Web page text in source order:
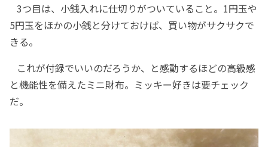
3つ目は、小銭入れに仕切りがついていること。1円玉や
5円玉をほかの小銭と分けておけば、買い物がサクサクで
きる。
これが付録でいいのだろうか、と感動するほどの高級感
と機能性を備えたミニ財布。ミッキー好きは要チェック
だ。